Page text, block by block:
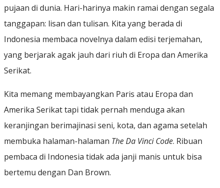
pujaan di dunia. Hari-harinya makin ramai dengan segala
tanggapan: lisan dan tulisan. Kita yang berada di
Indonesia membaca novelnya dalam edisi terjemahan,
yang berjarak agak jauh dari riuh di Eropa dan Amerika
Serikat.
Kita memang membayangkan Paris atau Eropa dan
Amerika Serikat tapi tidak pernah menduga akan
keranjingan berimajinasi seni, kota, dan agama setelah
membuka halaman-halaman The Da Vinci Code. Ribuan
pembaca di Indonesia tidak ada janji manis untuk bisa
bertemu dengan Dan Brown.